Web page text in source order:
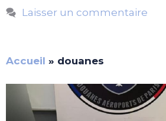
Laisser un commentaire
Accueil » douanes